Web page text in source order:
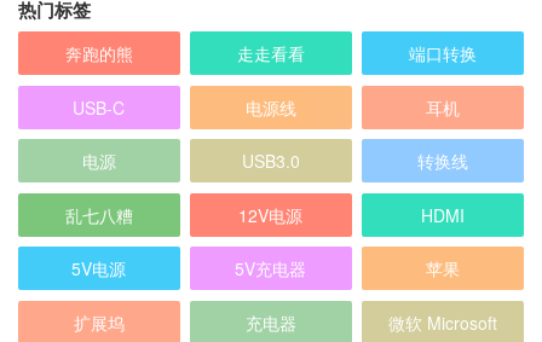
奔跑的熊 走走看看 端口转换
USB-C 电源线 耳机
电源 USB3.0 转换线
乱七八糟 12V电源 HDMI
5V电源 5V充电器 苹果
扩展坞 充电器 微软 Microsoft